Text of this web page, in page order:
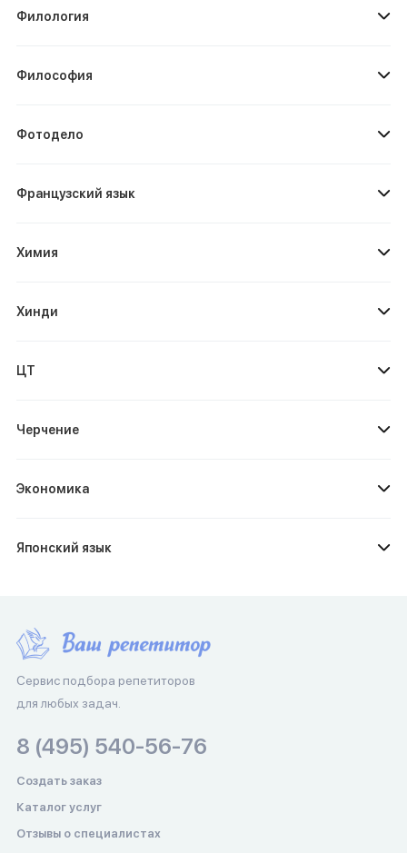
Филология
Философия
Фотодело
Французский язык
Химия
Хинди
ЦТ
Черчение
Экономика
Японский язык
Сервис подбора репетиторов
для любых задач.
Создать заказ
Каталог услуг
Отзывы о специалистах
8 (495) 540-56-76